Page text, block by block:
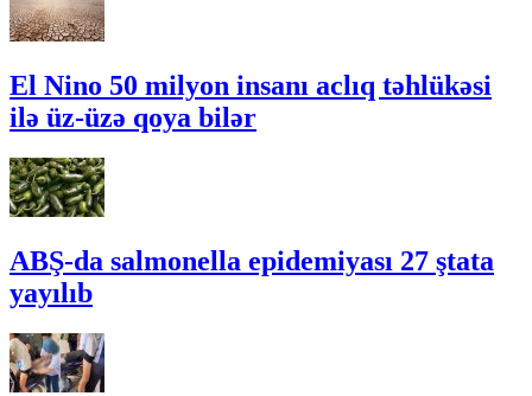
El Nino 50 milyon insanı aclıq təhlükəsi
ilə üz-üzə qoya bilər
ABŞ-da salmonella epidemiyası 27 ştata
yayılıb